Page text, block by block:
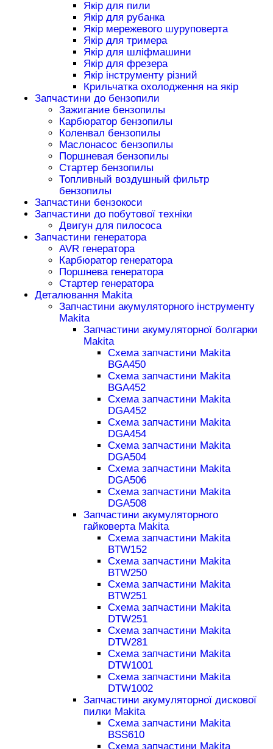
Якір для пили
Якір для рубанка
Якір мережевого шуруповерта
Якір для тримера
Якір для шліфмашини
Якір для фрезера
Якір інструменту різний
Крильчатка охолодження на якір
Запчастини до бензопили
Зажигание бензопилы
Карбюратор бензопилы
Коленвал бензопилы
Маслонасос бензопилы
Поршневая бензопилы
Стартер бензопилы
Топливный воздушный фильтр
бензопилы
Запчастини бензокоси
Запчастини до побутової техніки
Двигун для пилососа
Запчастини генератора
AVR генератора
Карбюратор генератора
Поршнева генератора
Стартер генератора
Деталювання Makita
Запчастини акумуляторного інструменту
Makita
Запчастини акумуляторної болгарки
Makita
Схема запчастини Makita
BGA450
Схема запчастини Makita
BGA452
Схема запчастини Makita
DGA452
Схема запчастини Makita
DGA454
Схема запчастини Makita
DGA504
Схема запчастини Makita
DGA506
Схема запчастини Makita
DGA508
Запчастини акумуляторного
гайковерта Makita
Схема запчастини Makita
BTW152
Схема запчастини Makita
BTW250
Схема запчастини Makita
BTW251
Схема запчастини Makita
DTW251
Схема запчастини Makita
DTW281
Схема запчастини Makita
DTW1001
Схема запчастини Makita
DTW1002
Запчастини акумуляторної дискової
пилки Makita
Схема запчастини Makita
BSS610
Схема запчастини Makita